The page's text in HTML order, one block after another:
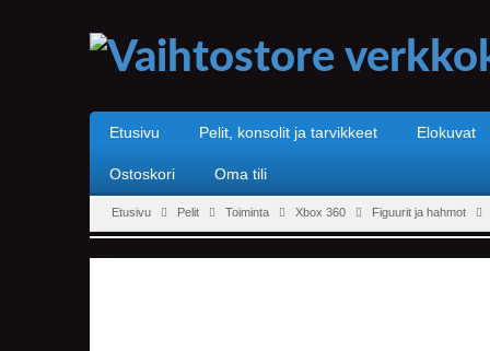
Etusivu Pelit, konsolit ja tarvikkeet Elokuvat
Ostoskori Oma tili
Etusivu Pelit Toiminta Xbox 360 Figuurit ja hahmot